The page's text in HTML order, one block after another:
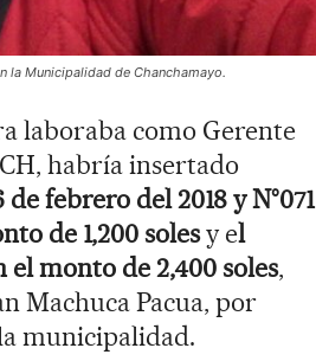
la Municipalidad de Chanchamayo.
laboraba como Gerente
habría insertado
febrero del 2018 y N°071
de 1,200 solesy el
el monto de 2,400 soles,
Machuca Pacua, por
municipalidad.